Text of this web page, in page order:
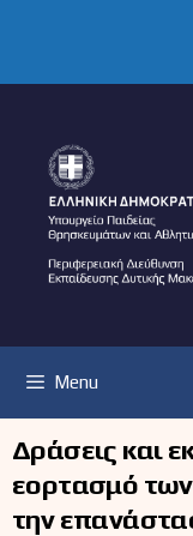
Menu
Δράσεις και
εορτασμό
την